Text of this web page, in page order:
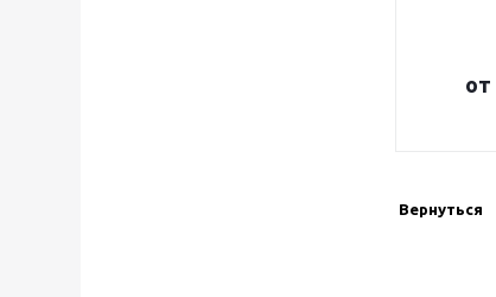
от
Вернуться